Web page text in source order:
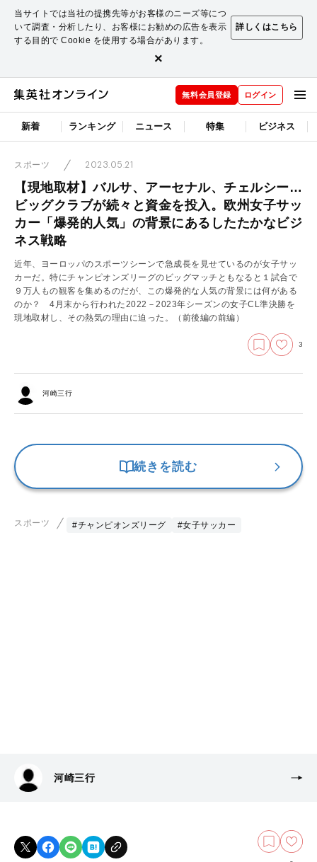
当サイトでは当社の提携先等がお客様のニーズ等につ
いて調査・分析したり、お客様にお勧めの広告を表示
する目的で Cookie を使用する場合があります。
詳しくはこちら
×
無料会員登録 ログイン
新着 ランキング ニュース 特集 ビジネス
スポーツ 2023.05.21
【現地取材】バルサ、アーセナル、チェルシー…
ビッグクラブが続々と資金を投入。欧州女子サッ
カー「爆発的人気」の背景にあるしたたかなビジ
ネス戦略
近年、ヨーロッパのスポーツシーンで急成長を見せているのが女子サッ
カーだ。特にチャンピオンズリーグのビッグマッチともなると１試合で
９万人もの観客を集めるのだが、この爆発的な人気の背景には何がある
のか？ 4月末から行われた2022－2023年シーズンの女子CL準決勝を
現地取材し、その熱気の理由に迫った。（前後編の前編）
3
河崎三行
続きを読む
スポーツ #チャンピオンズリーグ #女子サッカー
河崎三行